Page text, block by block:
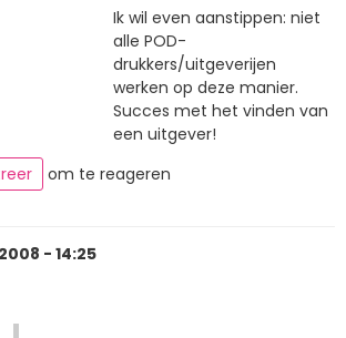
Ik wil even aanstippen: niet
alle POD-
drukkers/uitgeverijen
werken op deze manier.
Succes met het vinden van
een uitgever!
om te reageren
- 14:25